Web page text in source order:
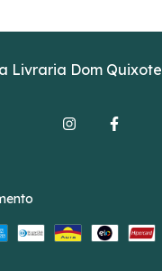
Livraria Dom Quixote